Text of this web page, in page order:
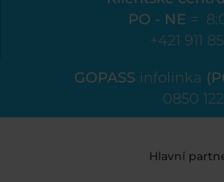
PO - NE =
+421 911
GOPASS infolinka
0850
Hlavní